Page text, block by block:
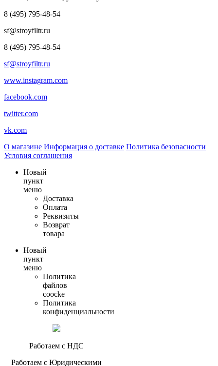
8 (495) 795-48-54
sf@stroyfiltr.ru
8 (495) 795-48-54
sf@stroyfiltr.ru
www.instagram.com
facebook.com
twitter.com
vk.com
О магазине Информация о доставке Политика безопасности
Условия соглашения
Новый
пункт
меню
Доставка
Оплата
Реквизиты
Возврат
товара
Новый
пункт
меню
Политика
файлов
coocke
Политика
конфиденциальности
Работаем с НДС
Работаем с Юридическими